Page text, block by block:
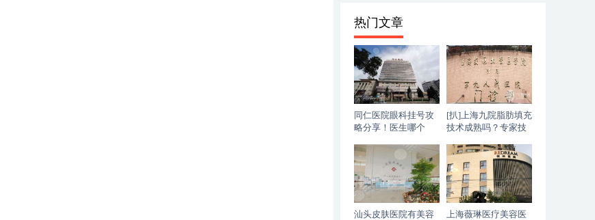
热门文章
同仁医院眼科挂号攻
略分享！医生哪个
表公开！
[扒]上海九院脂肪填充
技术成熟吗？专家技
汕头皮肤医院有美容
上海薇琳医疗美容医